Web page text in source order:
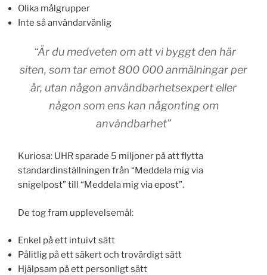
Olika målgrupper
Inte så användarvänlig
“Är du medveten om att vi byggt den här
siten, som tar emot 800 000 anmälningar per
år, utan någon användbarhetsexpert eller
någon som ens kan någonting om
användbarhet”
Kuriosa: UHR sparade 5 miljoner på att flytta
standardinställningen från “Meddela mig via
snigelpost” till “Meddela mig via epost”.
De tog fram upplevelsemål:
Enkel på ett intuivt sätt
Pålitlig på ett säkert och trovärdigt sätt
Hjälpsam på ett personligt sätt